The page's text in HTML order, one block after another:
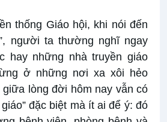
thống Giáo hội, khi nói đến
người ta thường nghĩ ngay
hay những nhà truyền giáo
ở những nơi xa xôi hẻo
giữa lòng đời hôm nay vẫn có
đặc biệt mà ít ai để ý: đó